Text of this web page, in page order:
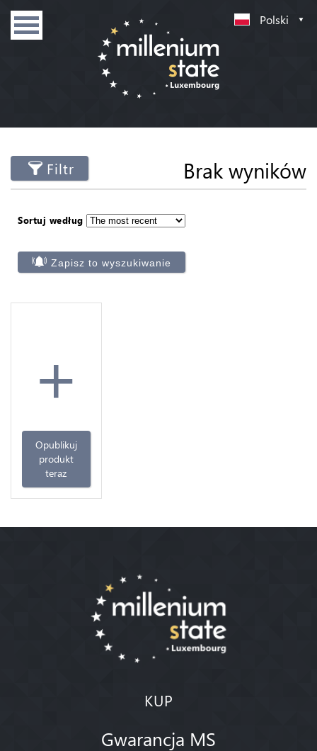
Polski
Filtr Brak wyników
Sortuj według
Zapisz to wyszukiwanie
+
Opublikuj
produkt
teraz
KUP
Gwarancja MS